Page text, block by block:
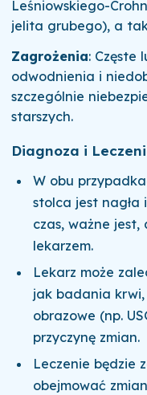
Leśniowskiego-
jelita grubego), a
Zagrożenia: Częste
odwodnienia i
szczególnie
starszych.
Diagnoza i
W obu
stolca jest nagła
czas, ważne jest,
lekarzem.
Lekarz może
jak badania
obrazowe (np.
przyczynę zmian.
Leczenie będzie
obejmować